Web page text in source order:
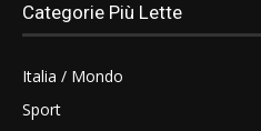
Categorie Più Lette
Italia / Mondo
Sport